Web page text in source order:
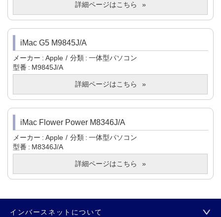
詳細ページはこちら
iMac G5 M9845J/A
メーカー Apple 分類
一体型パソコン
型番
M9845J/A
詳細ページはこちら
iMac Flower Power M8346J/A
メーカー Apple 分類
一体型パソコン
型番
M8346J/A
詳細ページはこちら
インバースネットについて